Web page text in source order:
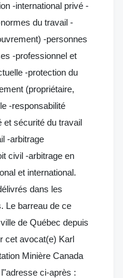
-international privé -
du travail -
-personnes
-professionnel et
-protection du
(propriétaire,
-responsabilité
et sécurité du travail
-arbitrage
civil -arbitrage en
et international.
dans les
Le barreau de ce
de Québec depuis
cet avocat(e) Karl
Minière Canada
ci-après :